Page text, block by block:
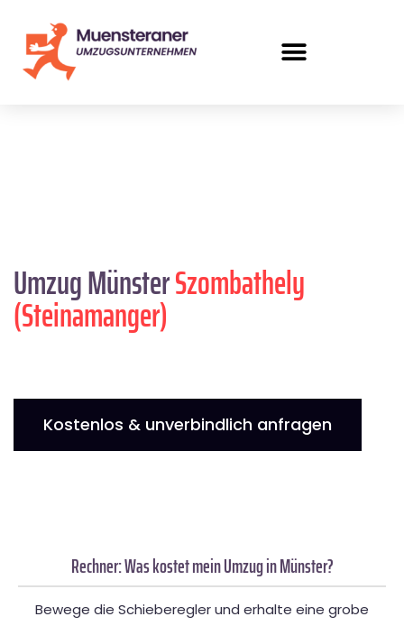
Umzug MünsterSzombathely
(Steinamanger)
Kostenlos & unverbindlich anfragen
Rechner: Was kostet mein Umzug in Münster?
Bewege die Schieberegler und erhalte eine grobe